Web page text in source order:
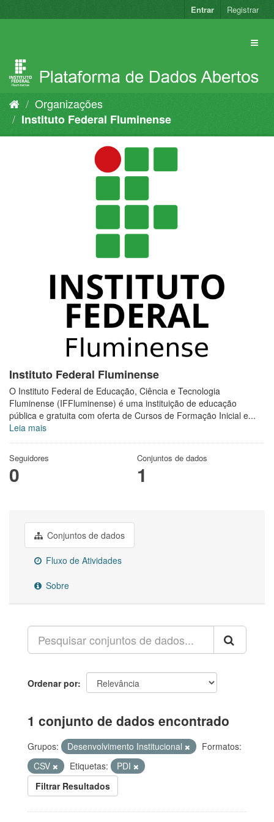
para
Entrar Registrar
Organizações
Instituto Federal Fluminense
Instituto Federal Fluminense
O Instituto Federal de Educação, Ciência e Tecnologia
Fluminense (IFFluminense) é uma instituição de educação
pública e gratuita com oferta de Cursos de Formação Inicial e...
Leia mais
Seguidores
0
Conjuntos de dados
1
Conjuntos de dados
Fluxo de Atividades
Sobre
Ordenar por
1 conjunto de dados encontrado
Grupos: Desenvolvimento Institucional
Formatos:
CSV
Etiquetas:
PDI
Filtrar Resultados